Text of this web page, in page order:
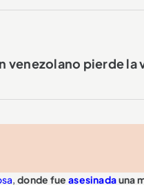
venezolano pierde la
,donde fueasesinadauna